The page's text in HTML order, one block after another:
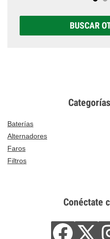
BUSCAR
Baterías
Alternadores
Faros
Filtros
Conéctate